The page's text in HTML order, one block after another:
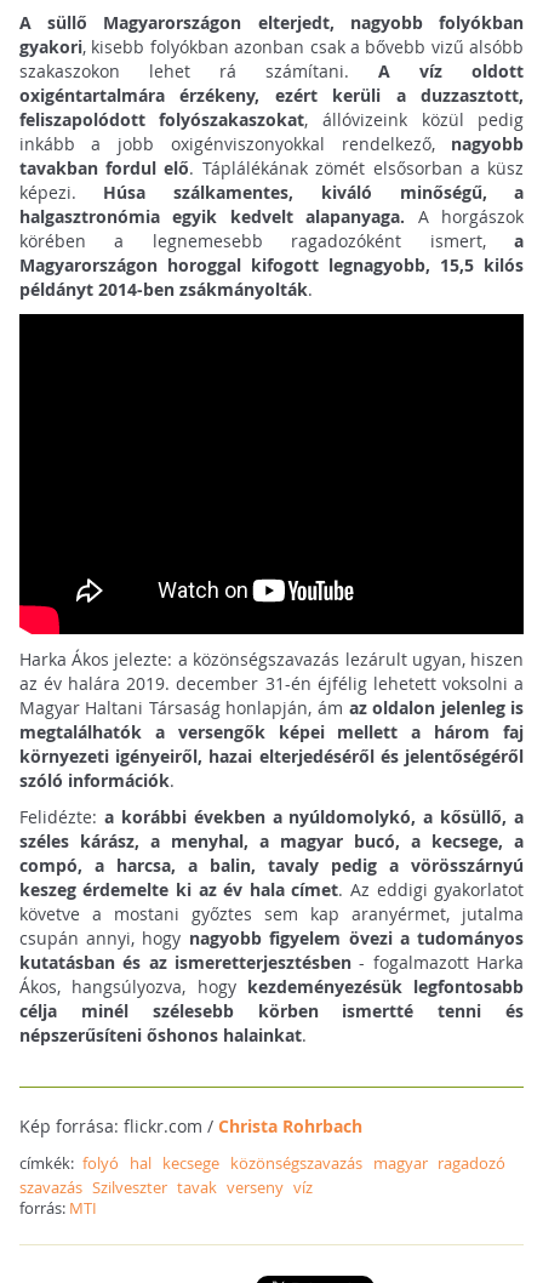
A süllő Magyarországon elterjedt, nagyobb folyókban
gyakori, kisebb folyókban azonban csak a bővebb vizű alsóbb
szakaszokon lehet rá számítani.A víz oldott
oxigéntartalmára érzékeny, ezért kerüli a duzzasztott,
feliszapolódott folyószakaszokat, állóvizeink közül pedig
inkább a jobb oxigénviszonyokkal rendelkező, nagyobb
tavakban fordul elő. Táplálékának zömét elsősorban a küsz
képezi. Húsa szálkamentes, kiváló minőségű, a
halgasztronómia egyik kedvelt alapanyaga. A horgászok
körében a legnemesebb ragadozóként ismert,a
Magyarországon horoggal kifogott legnagyobb, 15,5 kilós
példányt 2014-ben zsákmányolták.
Harka Ákos jelezte: a közönségszavazás lezárult ugyan, hiszen
az év halára 2019. december 31-én éjfélig lehetett voksolni a
Magyar Haltani Társaság honlapján, ám az oldalon jelenleg is
megtalálhatók a versengők képei mellett a három faj
környezeti igényeiről, hazai elterjedéséről és jelentőségéről
szóló információk.
Felidézte: a korábbi években a nyúldomolykó, a kősüllő, a
széles kárász, a menyhal, a magyar bucó, a kecsege, a
compó, a harcsa, a balin, tavaly pedig a vörösszárnyú
keszeg érdemelte ki az év hala címet. Az eddigi gyakorlatot
követve a mostani győztes sem kap aranyérmet, jutalma
csupán annyi, hogy nagyobb figyelem övezi a tudományos
kutatásban és az ismeretterjesztésben - fogalmazott Harka
Ákos, hangsúlyozva, hogy kezdeményezésük legfontosabb
célja minél szélesebb körben ismertté tenni és
népszerűsíteni őshonos halainkat.
Kép forrása: flickr.com / Christa Rohrbach
címkék:folyó hal kecsege közönségszavazás magyar ragadozó
szavazás Szilveszter tavak verseny víz
forrás: MTI